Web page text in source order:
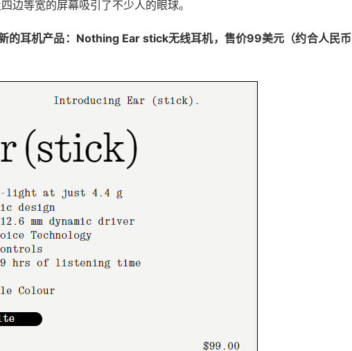
边等宽的屏幕吸引了不少人的眼球。
的耳机产品：Nothing Ear stick无线耳机，售价99美元（约合人民币